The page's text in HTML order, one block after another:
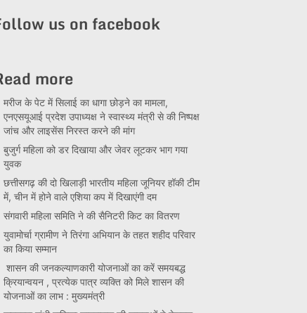
us on facebook
more
मरीज के पेट में सिलाई का धागा छोड़ने का मामला,
एनएसयूआई प्रदेश उपाध्यक्ष ने स्वास्थ्य मंत्री से की निष्पक्ष
जांच और लाइसेंस निरस्त करने की मांग
बुजुर्ग महिला को डर दिखाया और जेवर लूटकर भाग गया
युवक
छत्तीसगढ़ की दो खिलाड़ी भारतीय महिला जूनियर हॉकी टीम
में, चीन में होने वाले एशिया कप में दिखाएंगी दम
संगवारी महिला समिति ने की सैनिटरी किट का वितरण
युवामोर्चा ग्रामीण ने तिरंगा अभियान के तहत शहीद परिवार
का किया सम्मान
शासन की जनकल्याणकारी योजनाओं का करें समयबद्ध
क्रियान्वयन , प्रत्येक पात्र व्यक्ति को मिले शासन की
योजनाओं का लाभ : मुख्यमंत्री